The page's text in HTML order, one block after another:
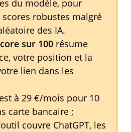
du modèle, pour
robustes malgré
des IA.
sur 100résume
votre position et la
lien dans les
est à 29 €/mois pour 10
carte bancaire ;
couvre ChatGPT, les